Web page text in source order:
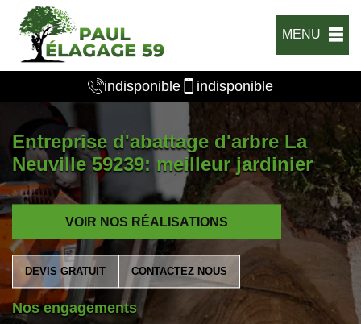
MENU
indisponible indisponible
Entreprise d'abattage d'arbre La
Neuville 59239: meilleur jardinier
VOIR NOS RÉALISATIONS
DEVIS GRATUIT CONTACTEZ NOUS
Nos engagements